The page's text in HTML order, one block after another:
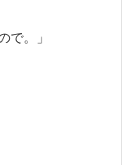
で。」